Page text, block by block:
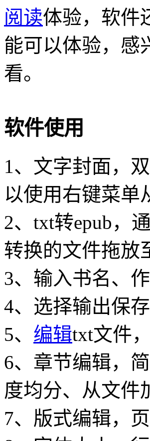
阅读体验，软件
能可以体验，感
看。
软件使用
1、文字封面，
以使用右键菜单
2、txt转epub，
转换的文件拖放
3、输入书名、作
4、选择输出保存
5、 编辑txt文件
6、章节编辑，
度均分、从文件
7、版式编辑，